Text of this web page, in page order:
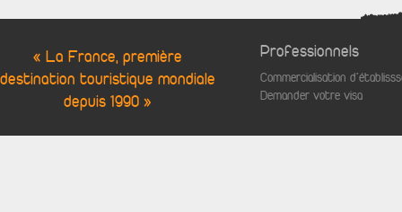
« La France, première
destination touristique mondiale
depuis 1990 »
Professionnels
Commercialisation
Demander votre visa